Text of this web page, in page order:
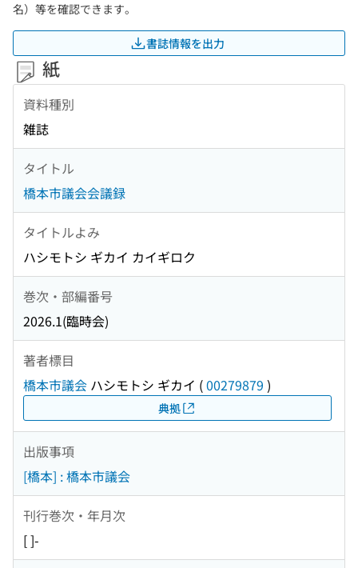
名）等を確認できます。
書誌情報を出力
紙
資料種別
雑誌
タイトル
橋本市議会会議録
タイトルよみ
ハシモトシ ギカイ カイギロク
巻次・部編番号
2026.1(臨時会)
著者標目
橋本市議会 ハシモトシ ギカイ (00279879 )
典拠
出版事項
[橋本] : 橋本市議会
刊行巻次・年月次
[ ]-